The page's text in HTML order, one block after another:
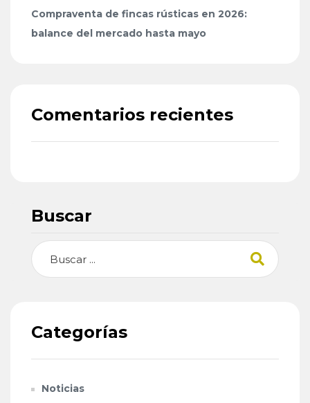
Compraventa de fincas rústicas en 2026:
balance del mercado hasta mayo
Comentarios recientes
Buscar
Buscar
Categorías
Noticias